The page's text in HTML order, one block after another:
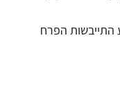
התייבשות הפרח